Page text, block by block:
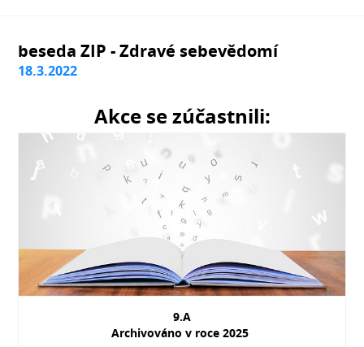
beseda ZIP - Zdravé sebevědomí
18.3.2022
Akce se zúčastnili:
9.A
Archivováno v roce 2025